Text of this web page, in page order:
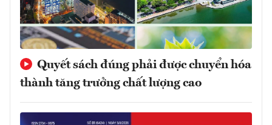
Quyết sách đúng phải được chuyển hóa
thành tăng trưởng chất lượng cao